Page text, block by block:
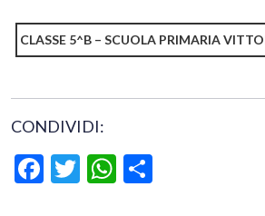
CLASSE 5^B – SCUOLA PRIMARIA
CONDIVIDI:
Facebook
TwitterWhatsApp